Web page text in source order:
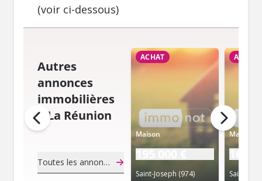
(voir ci-dessous)
Autres
annonces
immobilières
à La Réunion
Toutes les annonces de notaire
ACHAT
Maison
Saint-Joseph (974)
ACHAT
Maison
Saint-